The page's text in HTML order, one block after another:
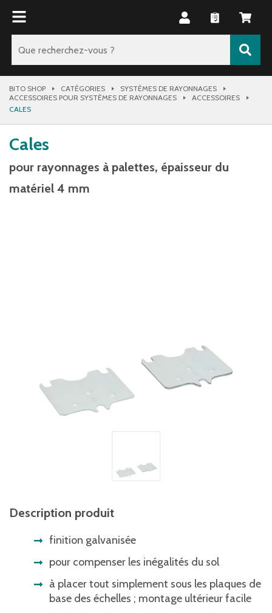
BITO SHOP CATÉGORIES
SYSTÈMES DE RAYONNAGES
ACCESSOIRES POUR SYSTÈMES DE RAYONNAGES
ACCESSOIRES
CALES
Cales
pour rayonnages à palettes, épaisseur du
matériel 4 mm
Description produit
finition galvanisée
pour compenser les inégalités du sol
à placer tout simplement sous les plaques de
base des échelles ; montage ultérieur facile